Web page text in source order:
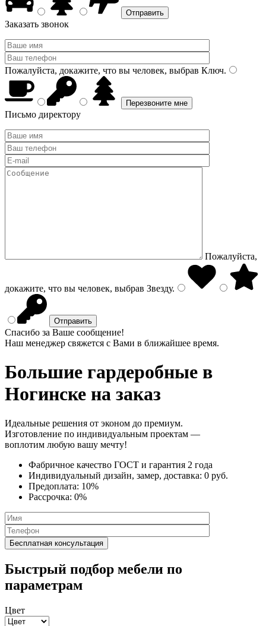
Заказать звонок
Пожалуйста, докажите, что вы человек, выбрав Ключ.
Письмо директору
Пожалуйста,
докажите, что вы человек, выбрав Звезду.
Спасибо за Ваше сообщение!
Наш менеджер свяжется с Вами в ближайшее время.
Большие гардеробные в
Ногинске на заказ
Идеальные решения от эконом до премиум.
Изготовление по индивидуальным проектам —
воплотим любую вашу мечту!
Фабричное качество ГОСТ и гарантия 2 года
Индивидуальный дизайн, замер, доставка: 0 руб.
Предоплата: 10%
Рассрочка: 0%
Быстрый подбор мебели по
параметрам
Цвет